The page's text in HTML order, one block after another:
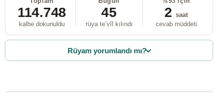
114.748
kalbe dokunuldu
45
rüya te’vîl kılındı
2 saat
cevab müddeti
Rüyam yorumlandı mı?